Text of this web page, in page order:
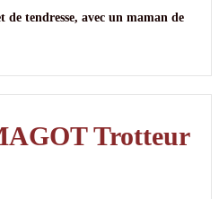
tendresse, avec un maman de
Trotteur